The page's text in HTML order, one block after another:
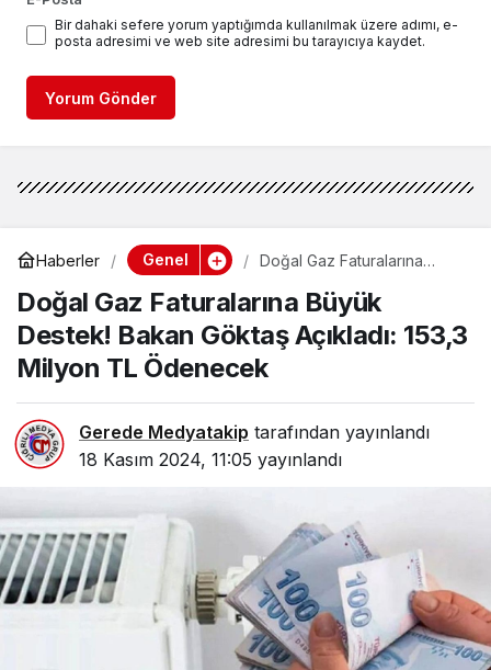
Bir dahaki sefere yorum yaptığımda kullanılmak üzere adımı, e-
posta adresimi ve web site adresimi bu tarayıcıya kaydet.
Yorum Gönder
Haberler Genel
Doğal Gaz Faturalarına
Göktaş Açıkladı: 153,3
Milyon TL Ödenecek
Doğal Gaz Faturalarına Büyük
Destek! Bakan Göktaş Açıkladı: 153,3
Milyon TL Ödenecek
Gerede Medyatakip tarafından yayınlandı
18 Kasım 2024, 11:05 yayınlandı